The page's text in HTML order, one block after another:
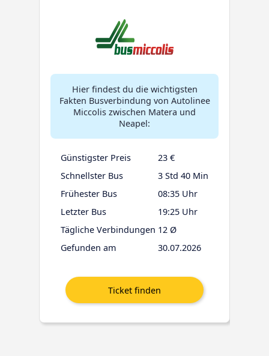
Hier findest du die wichtigsten
Fakten Busverbindung von Autolinee
Miccolis zwischen Matera und
Neapel:
Günstigster Preis
23 €
Schnellster Bus
3 Std 40 Min
Frühester Bus
08:35 Uhr
Letzter Bus
19:25 Uhr
Tägliche Verbindungen 12 Ø
Gefunden am
30.07.2026